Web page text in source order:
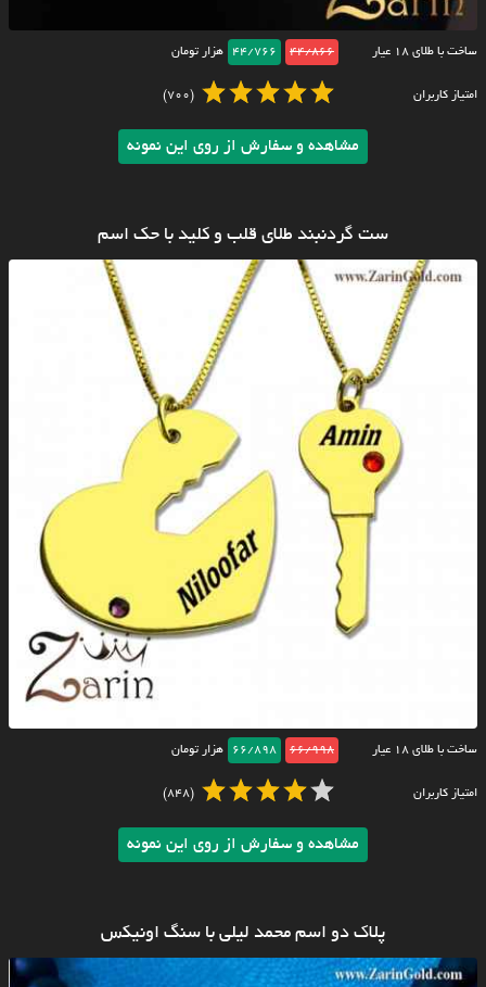
ساخت با طلای ۱۸ عیار 44/866
44/766 هزار تومان
امتیاز کاربران (700)
مشاهده و سفارش از روی این نمونه
ست گردنبند طلای قلب و کلید با حک اسم
ساخت با طلای ۱۸ عیار 66/998
66/898 هزار تومان
امتیاز کاربران (848)
مشاهده و سفارش از روی این نمونه
پلاک دو اسم محمد لیلی با سنگ اونیکس